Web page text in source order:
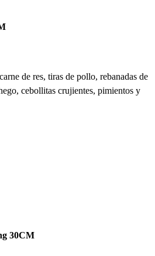
de res, tiras de pollo, rebanadas de
cebollitas crujientes, pimientos y
30CM